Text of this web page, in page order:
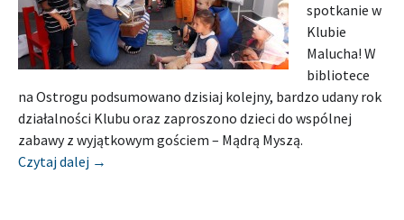
spotkanie w
Klubie
Malucha! W
bibliotece
na Ostrogu podsumowano dzisiaj kolejny, bardzo udany rok
działalności Klubu oraz zaproszono dzieci do wspólnej
zabawy z wyjątkowym gościem – Mądrą Myszą.
Czytaj dalej [Relacja] MIEJSKA I POWIATOWA BIBLIOTEKA
→